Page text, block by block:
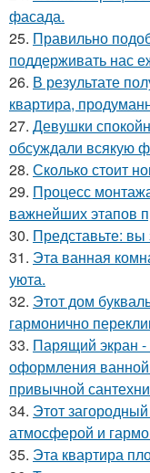
фасада.
25. Правильно
поддерживать нас
26. В результате
квартира,
27. Девушки
обсуждали всякую
28. Сколько стоит
29. Процесс
важнейших этапов
30. Представьте: вы
31. Эта ванная
уюта.
32. Этот дом
гармонично
33. Парящий экран
оформления
привычной
34. Этот
атмосферой и
35. Эта квартира